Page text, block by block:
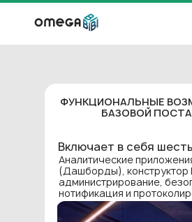
ФУНКЦИОНАЛЬНЫЕ
БАЗОВОЙ
Включает в себя
Аналитические
(Дашборды), конструктор
администрирование,
нотификация и